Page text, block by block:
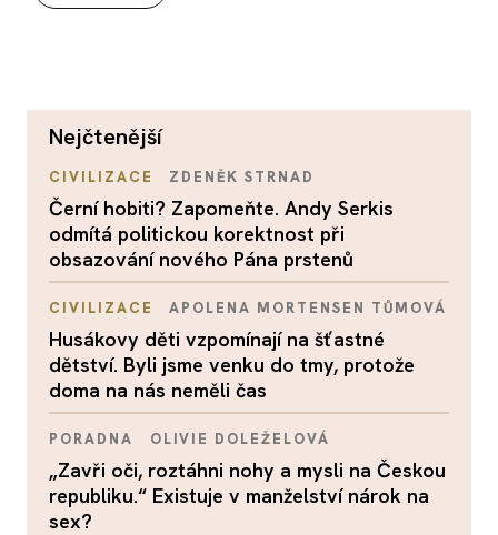
nejčtenější
CIVILIZACE ZDENĚK STRNAD
Černí hobiti? Zapomeňte. Andy Serkis
odmítá politickou korektnost při
obsazování nového Pána prstenů
CIVILIZACE APOLENA MORTENSEN TŮMOVÁ
Husákovy děti vzpomínají na šťastné
dětství. Byli jsme venku do tmy, protože
doma na nás neměli čas
PORADNA OLIVIE DOLEŽELOVÁ
„Zavři oči, roztáhni nohy a mysli na Českou
republiku.“ Existuje v manželství nárok na
sex?